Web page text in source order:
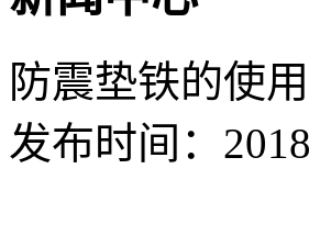
防震垫铁的使
发布时间：